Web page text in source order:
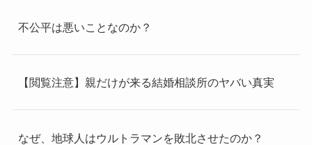
不公平は悪いことなのか？
【閲覧注意】親だけが来る結婚相談所のヤバい真実
なぜ、地球人はウルトラマンを敗北させたのか？